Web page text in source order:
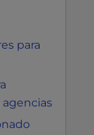
para
agencias